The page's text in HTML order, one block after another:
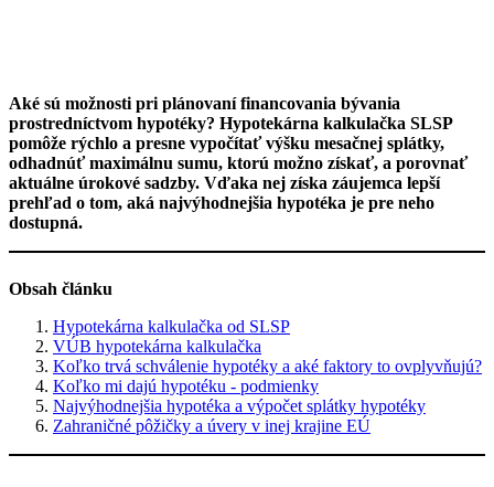
Aké sú možnosti pri plánovaní financovania bývania
prostredníctvom hypotéky? Hypotekárna kalkulačka SLSP
pomôže rýchlo a presne vypočítať výšku mesačnej splátky,
odhadnúť maximálnu sumu, ktorú možno získať, a porovnať
aktuálne úrokové sadzby. Vďaka nej získa záujemca lepší
prehľad o tom, aká najvýhodnejšia hypotéka je pre neho
dostupná.
Obsah článku
Hypotekárna kalkulačka od SLSP
VÚB hypotekárna kalkulačka
Koľko trvá schválenie hypotéky a aké faktory to ovplyvňujú?
Koľko mi dajú hypotéku - podmienky
Najvýhodnejšia hypotéka a výpočet splátky hypotéky
Zahraničné pôžičky a úvery v inej krajine EÚ